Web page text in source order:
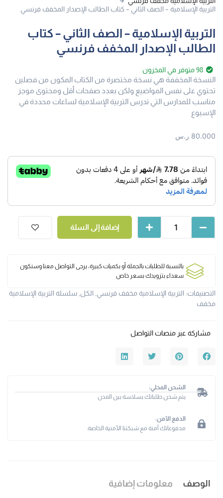
التربية الإسلامية – الصف الثاني – كتاب الطالب الإصدار المخفف فرنسي
التربية الإسلامية – الصف الثاني – كتاب
الطالب الإصدار المخفف فرنسي
98 متوفر في المخزون
النسخة المخففة هي نسخة مختصرة من الكتاب المكون من فصلين
تحتوي على نفس المواضيع ولكن بعدد صفحات أقل ومحتوى موجز
مناسب للمدارس التي تدرس التربية الإسلامية لساعات محددة في
الإسبوع
80.000 ر.س
إضافة إلى السلة
بالنسبة للطلبات بالجملة أو بكميات كبيرة، يرجى التواصل معنا وسنكون
سعداء بتزويدك بسعر خاص
التصنيفات: التربية الإسلامية مخفف فرنسي الكل سلسلة التربية الإسلامية
مخفف
مشاركة عبر منصات التواصل
الشحن المحلي:
يتم شحن طلباتك بسلاسة بين المدن
الدفع الآمن:
مدفوعاتك آمنة مع شبكتنا الأمنية الخاصة.
الوصف معلومات إضافية